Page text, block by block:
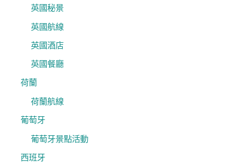
英國秘景
英國航線
英國酒店
英國餐廳
荷蘭
荷蘭航線
葡萄牙
葡萄牙景點活動
西班牙